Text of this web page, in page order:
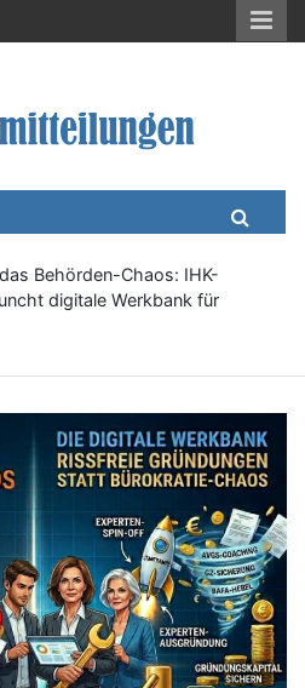
News, Meldungen, Wirtschaft
Behörden-Chaos: IHK-
digitale Werkbank für